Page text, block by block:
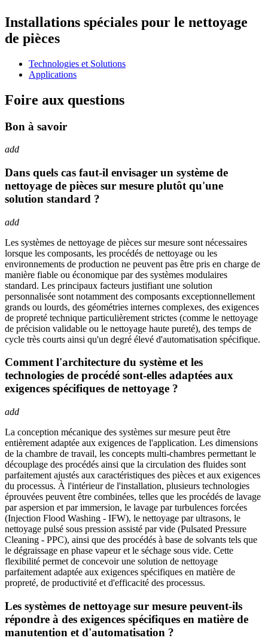
Installations spéciales pour le nettoyage
de pièces
Technologies et Solutions
Applications
Foire aux questions
Bon à savoir
add
Dans quels cas faut-il envisager un système de
nettoyage de pièces sur mesure plutôt qu'une
solution standard ?
add
Les systèmes de nettoyage de pièces sur mesure sont nécessaires
lorsque les composants, les procédés de nettoyage ou les
environnements de production ne peuvent pas être pris en charge de
manière fiable ou économique par des systèmes modulaires
standard. Les principaux facteurs justifiant une solution
personnalisée sont notamment des composants exceptionnellement
grands ou lourds, des géométries internes complexes, des exigences
de propreté technique particulièrement strictes (comme le nettoyage
de précision validable ou le nettoyage haute pureté), des temps de
cycle très courts ainsi qu'un degré élevé d'automatisation spécifique.
Comment l'architecture du système et les
technologies de procédé sont-elles adaptées aux
exigences spécifiques de nettoyage ?
add
La conception mécanique des systèmes sur mesure peut être
entièrement adaptée aux exigences de l'application. Les dimensions
de la chambre de travail, les concepts multi-chambres permettant le
découplage des procédés ainsi que la circulation des fluides sont
parfaitement ajustés aux caractéristiques des pièces et aux exigences
du processus. À l'intérieur de l'installation, plusieurs technologies
éprouvées peuvent être combinées, telles que les procédés de lavage
par aspersion et par immersion, le lavage par turbulences forcées
(Injection Flood Washing - IFW), le nettoyage par ultrasons, le
nettoyage pulsé sous pression assisté par vide (Pulsated Pressure
Cleaning - PPC), ainsi que des procédés à base de solvants tels que
le dégraissage en phase vapeur et le séchage sous vide. Cette
flexibilité permet de concevoir une solution de nettoyage
parfaitement adaptée aux exigences spécifiques en matière de
propreté, de productivité et d'efficacité des processus.
Les systèmes de nettoyage sur mesure peuvent-ils
répondre à des exigences spécifiques en matière de
manutention et d'automatisation ?